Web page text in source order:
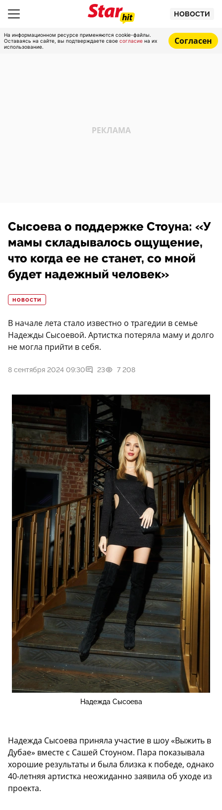
НОВОСТИ
На информационном ресурсе применяются cookie-файлы.
Оставаясь на сайте, вы подтверждаете свое согласие на их
использование.
Согласен
Сысоева о поддержке Стоуна: «У
мамы складывалось ощущение,
что когда ее не станет, со мной
будет надежный человек»
НОВОСТИ
В начале лета стало известно о трагедии в семье
Надежды Сысоевой. Артистка потеряла маму и долго
не могла прийти в себя.
8 сентября 2024 09:30 23 7 208
Надежда Сысоева
Надежда Сысоева приняла участие в шоу «Выжить в
Дубае» вместе с Сашей Стоуном. Пара показывала
хорошие результаты и была близка к победе, однако
40-летняя артистка неожиданно заявила об уходе из
проекта.